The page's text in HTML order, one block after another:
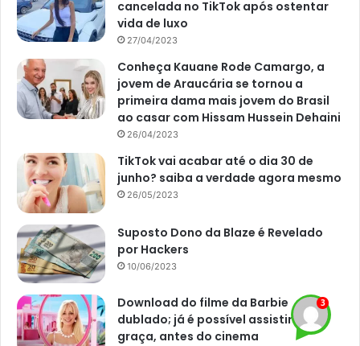
Nos últimos dias, também se cogitou a participação de
artistas que já ficaram confinados na casa em outras
E quem garantiu isso foi o próprio diretor-geral do Big
Brother, Boninho. De acordo com ele, ninguém que tenha
participado do BBB ou qualquer outro reality show vai
participar da edição de 2024.
Por enquanto, o programa ainda não teve os nomes
cedo. Contudo, nos próximos meses, a Globo já vai
anunciar quem serão os participantes da próxima edição
do BBB, que começou no ano de 2002.
cancelada no TikTok após ostentar
vida de luxo
27/04/2023
Conheça Kauane Rode Camargo, a
jovem de Araucária se tornou a
primeira dama mais jovem do Brasil
ao casar com Hissam Hussein Dehaini
26/04/2023
TikTok vai acabar até o dia 30 de
junho? saiba a verdade agora mesmo
26/05/2023
Suposto Dono da Blaze é Revelado
por Hackers
10/06/2023
Download do filme da Barbie
dublado; já é possível assistir de
graça, antes do cinema